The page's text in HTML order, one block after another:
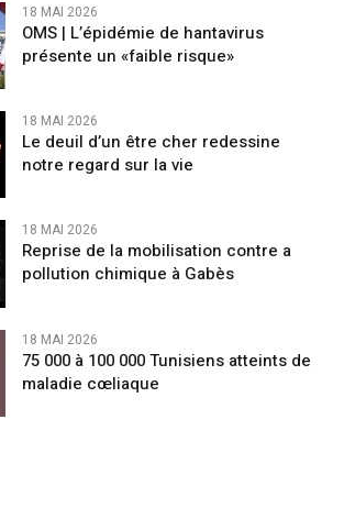
18 MAI 2026
OMS | L’épidémie de hantavirus
présente un «faible risque»
18 MAI 2026
Le deuil d’un être cher redessine
notre regard sur la vie
18 MAI 2026
Reprise de la mobilisation contre a
pollution chimique à Gabès
18 MAI 2026
75 000 à 100 000 Tunisiens atteints de
maladie cœliaque